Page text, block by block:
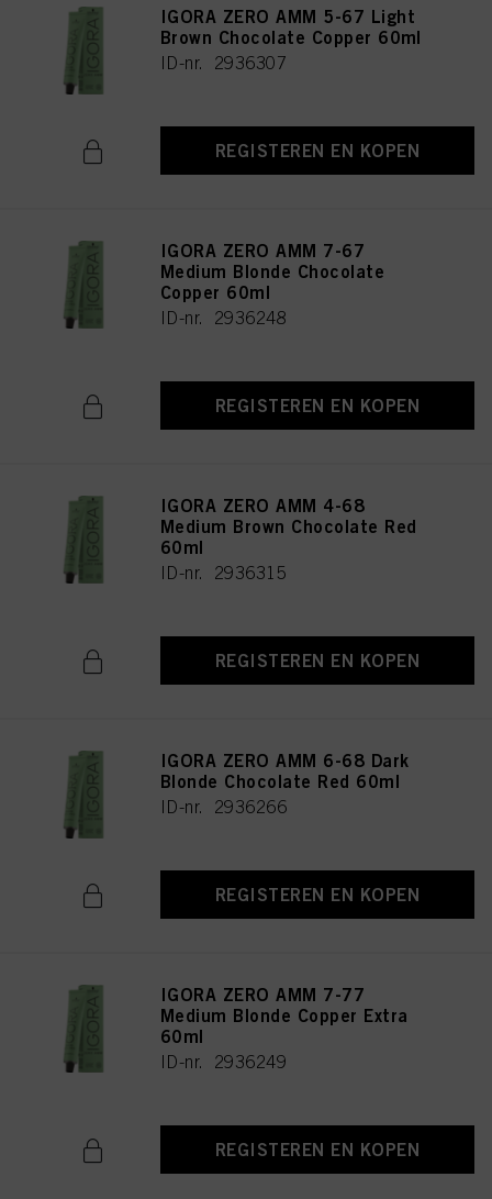
IGORA ZERO AMM 5-67 Light
Brown Chocolate Copper 60ml
ID-nr. 2936307
REGISTEREN EN KOPEN
IGORA ZERO AMM 7-67
Medium Blonde Chocolate
Copper 60ml
ID-nr. 2936248
REGISTEREN EN KOPEN
IGORA ZERO AMM 4-68
Medium Brown Chocolate Red
60ml
ID-nr. 2936315
REGISTEREN EN KOPEN
IGORA ZERO AMM 6-68 Dark
Blonde Chocolate Red 60ml
ID-nr. 2936266
REGISTEREN EN KOPEN
IGORA ZERO AMM 7-77
Medium Blonde Copper Extra
60ml
ID-nr. 2936249
REGISTEREN EN KOPEN